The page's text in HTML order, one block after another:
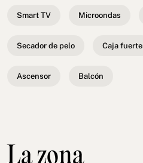
Smart TV Microondas
Secador de pelo Caja fuerte
Ascensor Balcón
La zona